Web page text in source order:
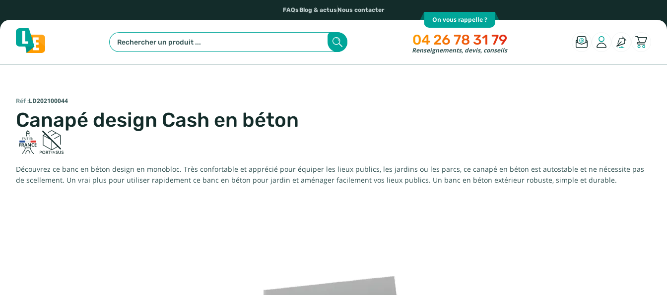
FAQsBlog & actusNous contacter
On vous rappelle ?
04 26 78 31 79
Renseignements, devis, conseils
Réf :LD202100044
Canapé design Cash en béton
Découvrez ce banc en béton design en monobloc. Très confortable et apprécié pour équiper les lieux publics, les jardins ou les parcs, ce canapé en béton est autostable et ne nécessite pas
de scellement. Un vrai plus pour utiliser rapidement ce banc en béton pour jardin et aménager facilement vos lieux publics. Un banc en béton extérieur robuste, simple et durable.